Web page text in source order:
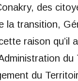
des
la transition,
raison qu’il
du